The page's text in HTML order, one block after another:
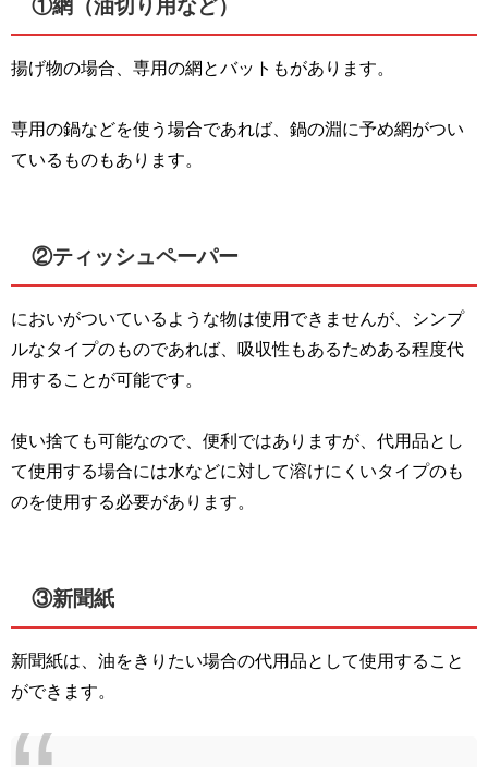
①網（油切り用など）
揚げ物の場合、専用の網とバットもがあります。
専用の鍋などを使う場合であれば、鍋の淵に予め網がつい
ているものもあります。
②ティッシュペーパー
においがついているような物は使用できませんが、シンプ
ルなタイプのものであれば、吸収性もあるためある程度代
用することが可能です。
使い捨ても可能なので、便利ではありますが、代用品とし
て使用する場合には水などに対して溶けにくいタイプのも
のを使用する必要があります。
③新聞紙
新聞紙は、油をきりたい場合の代用品として使用すること
ができます。